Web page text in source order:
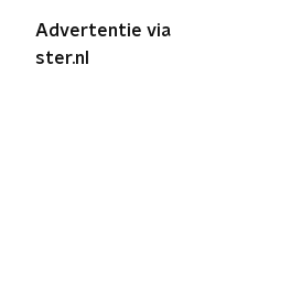
Advertentie via
ster.nl